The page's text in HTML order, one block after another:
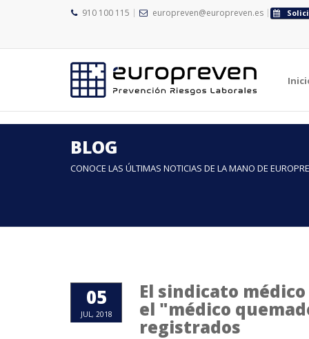
910 100 115 europreven@europreven.es
BLOG
CONOCE LAS ÚLTIMAS NOTICIAS DE LA MANO DE
05
JUL, 2018
El sindicato
el "médico
registrados